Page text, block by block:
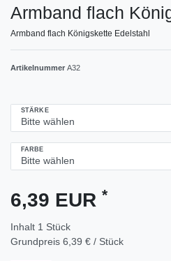
Armband flach
Armband flach Königskette Edelstahl
Artikelnummer A32
STÄRKE
FARBE
6,39 EUR *
Inhalt 1 Stück
Grundpreis 6,39 € / Stück